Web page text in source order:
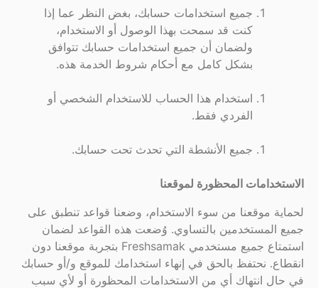
جميع استخدامات حسابك، بغض النظر عما إذا
كنت قد سمحت بهذا الوصول أو الاستخدام،
ولضمان أن جميع استخدامات حسابك تتوافق
بشكل كامل مع أحكام شروط الخدمة هذه.
استخدام هذا الحساب للاستخدام الشخصي أو
الفردي فقط.
جميع الأنشطة التي تحدث تحت حسابك.
الاستخدامات المحظورة لموقعنا
لحماية موقعنا من سوء الاستخدام، وضعنا قواعد تنطبق على
جميع المستخدمين بالتساوي. وُضعت هذه القواعد لضمان
استمتاع جميع مستخدمي Freshsamak بتجربة موقعنا دون
انقطاع. نحتفظ بالحق في إنهاء استخدامك للموقع و/أو حسابك
في حال انتهاك أي من الاستخدامات المحظورة أو لأي سبب